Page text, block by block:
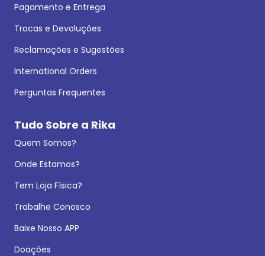
Pagamento e Entrega
Trocas e Devoluções
Reclamações e Sugestões
International Orders
Perguntas Frequentes
Tudo Sobre a Rika
Quem Somos?
Onde Estamos?
Tem Loja Física?
Trabalhe Conosco
Baixe Nosso APP
Doações